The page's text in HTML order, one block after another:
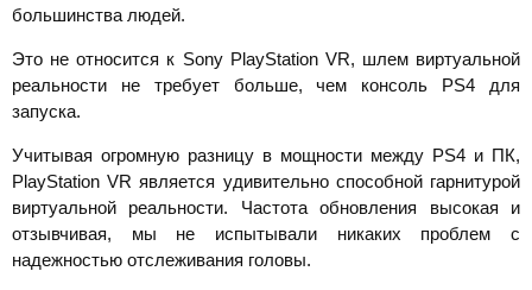
большинства людей.
Это не относится к Sony PlayStation VR, шлем виртуальной
реальности не требует больше, чем консоль PS4 для
запуска.
Учитывая огромную разницу в мощности между PS4 и ПК,
PlayStation VR является удивительно способной гарнитурой
виртуальной реальности. Частота обновления высокая и
отзывчивая, мы не испытывали никаких проблем с
надежностью отслеживания головы.